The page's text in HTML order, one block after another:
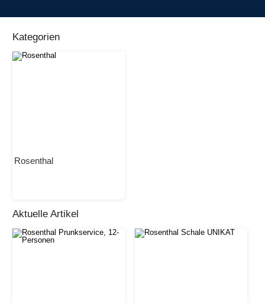
Kategorien
Rosenthal
Aktuelle Artikel